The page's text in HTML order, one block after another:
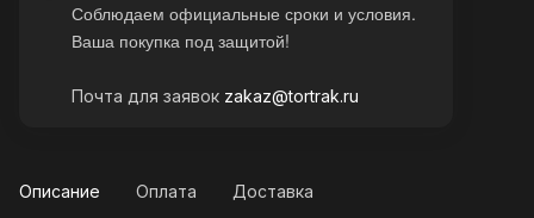
Соблюдаем официальные сроки и условия.
Ваша покупка под защитой!
Почта для заявок zakaz@tortrak.ru
Описание Оплата Доставка